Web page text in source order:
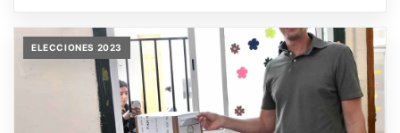
ELECCIONES 2023